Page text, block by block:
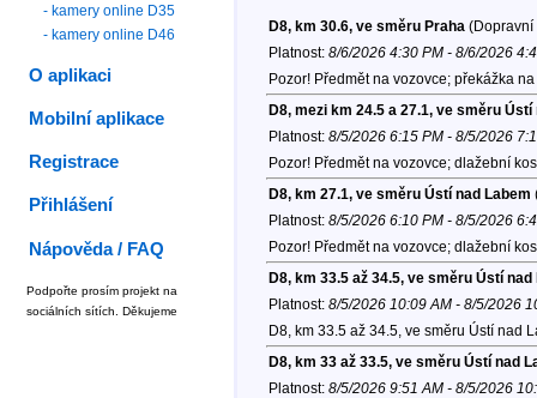
D8, km 30.6, ve směru Praha (Dopravní
Platnost: 8/6/2026 4:30 PM - 8/6/2026
Pozor! Předmět na vozovce; překážka
D8, mezi km 24.5 a 27.1, ve směru Ústí
Platnost: 8/5/2026 6:15 PM - 8/5/2026
Pozor! Předmět na vozovce; dlažební
D8, km 27.1, ve směru Ústí nad Labem
Platnost: 8/5/2026 6:10 PM - 8/5/2026
Pozor! Předmět na vozovce; dlažební
D8, km 33.5 až 34.5, ve směru Ústí nad
Platnost: 8/5/2026 10:09 AM - 8/5/2026
D8, km 33.5 až 34.5, ve směru Ústí nad
D8, km 33 až 33.5, ve směru Ústí nad
Platnost: 8/5/2026 9:51 AM - 8/5/2026
- kamery online D35
- kamery online D46
O aplikaci
Mobilní aplikace
Registrace
Přihlášení
Nápověda / FAQ
Podpořte prosím projekt na
sociálních sítích. Děkujeme